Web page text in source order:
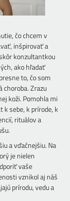
čo chcem v
inšpirovať a
konzultantkou
ako hľadať
to, čo som
choroba. Zrazu
koži. Pomohla mi
k sebe, k prírode, k
rituálov a
a vďačnejšiu. Na
je nielen
vaše
vznikol aj náš
prírodu, vedu a